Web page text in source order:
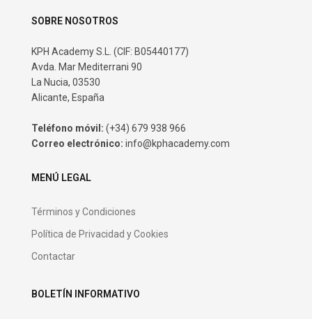
SOBRE NOSOTROS
KPH Academy S.L. (CIF: B05440177)
Avda. Mar Mediterrani 90
La Nucia, 03530
Alicante, España
Teléfono móvil: (+34) 679 938 966
Correo electrónico: info@kphacademy.com
MENÚ LEGAL
Términos y Condiciones
Política de Privacidad y Cookies
Contactar
BOLETÍN INFORMATIVO